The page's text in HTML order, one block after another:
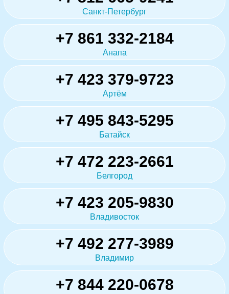
Санкт-Петербург
+7 861 332-2184
Анапа
+7 423 379-9723
Артём
+7 495 843-5295
Батайск
+7 472 223-2661
Белгород
+7 423 205-9830
Владивосток
+7 492 277-3989
Владимир
+7 844 220-0678